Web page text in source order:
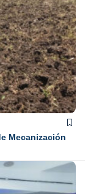
Mecanización